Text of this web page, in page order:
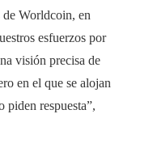
de Worldcoin, en
esfuerzos por
visión precisa de
en el que se alojan
piden respuesta”,